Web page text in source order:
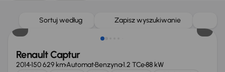
Sortuj według Zapisz wyszukiwanie
Renault Captur
2014150 629 kmAutomatBenzyna1.2 TCe88 kW